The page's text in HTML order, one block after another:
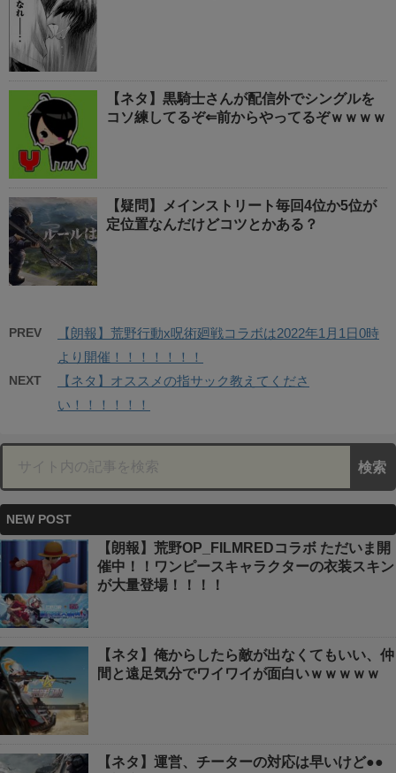
【ネタ】黒騎士さんが配信外でシングルを
コソ練してるぞ⇐前からやってるぞｗｗｗｗ
【疑問】メインストリート毎回4位か5位が
定位置なんだけどコツとかある？
PREV
【朗報】荒野行動x呪術廻戦コラボは2022年1月1日0時
より開催！！！！！！！
NEXT
【ネタ】オススメの指サック教えてくださ
い！！！！！！
NEW POST
【朗報】荒野OP_FILMREDコラボ ただいま開
催中！！ワンピースキャラクターの衣装スキン
が大量登場！！！！
【ネタ】俺からしたら敵が出なくてもいい、仲
間と遠足気分でワイワイが面白いｗｗｗｗｗ
【ネタ】運営、チーターの対応は早いけど●●